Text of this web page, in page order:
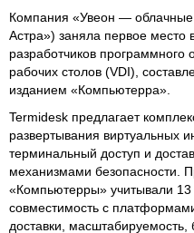
Компания «Увеон — облачные
Астра») заняла первое место
разработчиков программного
рабочих столов (VDI),
изданием «Компьютерра».
Termidesk предлагает
развертывания виртуальных
терминальный доступ и
механизмами безопасности.
«Компьютерры» учитывали 13
совместимость с
доставки, масштабируемость,